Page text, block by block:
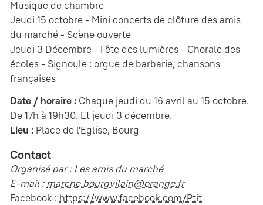
Musique de chambre
Jeudi 15 octobre - Mini concerts de clôture des amis
du marché - Scène ouverte
Jeudi 3 Décembre - Fête des lumières - Chorale des
écoles - Signoule : orgue de barbarie, chansons
françaises
Date / horaire : Chaque jeudi du 16 avril au 15 octobre.
De 17h à 19h30. Et jeudi 3 décembre.
Lieu : Place de l'Eglise, Bourg
Contact
Organisé par : Les amis du marché
E-mail :marche.bourgvilain@orange.fr
Facebook : https://www.facebook.com/Ptit-